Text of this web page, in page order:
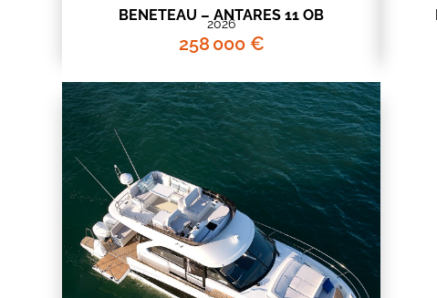
BENETEAU – ANTARES 11 OB
2026
258 000 €